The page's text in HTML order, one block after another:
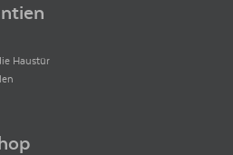
Haustür